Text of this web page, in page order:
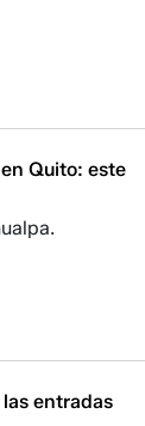
Quito: este
entradas